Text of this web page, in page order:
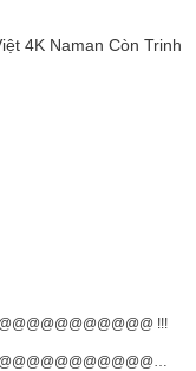
!!!